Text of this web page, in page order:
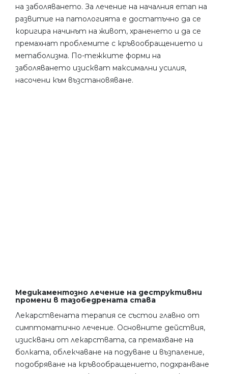
на заболяването. За лечение на началния етап на
развитие на патологията е достатъчно да се
коригира начинът на живот, храненето и да се
премахнат проблемите с кръвообращението и
метаболизма. По-тежките форми на
заболяването изискват максимални усилия,
насочени към възстановяване.
Медикаментозно лечение на деструктивни
промени в тазобедрената става
Лекарствената терапия се състои главно от
симптоматично лечение. Основните действия,
изисквани от лекарствата, са премахване на
болката, облекчаване на подуване и възпаление,
подобряване на кръвообращението, подхранване